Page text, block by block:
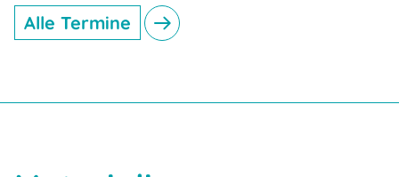
Alle Termine